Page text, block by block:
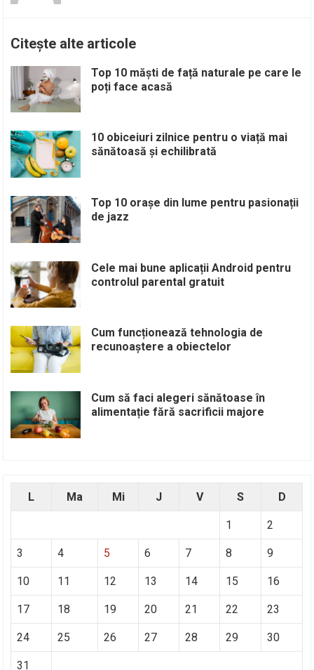
Citește alte articole
Top 10 măști de față naturale pe care le
poți face acasă
10 obiceiuri zilnice pentru o viață mai
sănătoasă și echilibrată
Top 10 orașe din lume pentru pasionații
de jazz
Cele mai bune aplicații Android pentru
controlul parental gratuit
Cum funcționează tehnologia de
recunoaștere a obiectelor
Cum să faci alegeri sănătoase în
alimentație fără sacrificii majore
L Ma Mi J V S D
1 2
3 4 5 6 7 8 9
10 11 12 13 14 15 16
17 18 19 20 21 22 23
24 25 26 27 28 29 30
31